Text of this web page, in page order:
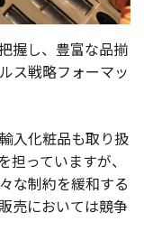
握し、豊富な品揃
ス戦略フォーマッ
入化粧品も取り扱
っていますが、
な制約を緩和する
売においては競争